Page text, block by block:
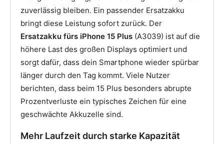
zuverlässig bleiben. Ein passender Ersatzakku
bringt diese Leistung sofort zurück. Der
Ersatzakku fürs iPhone 15 Plus (A3039) ist auf die
höhere Last des großen Displays optimiert und
sorgt dafür, dass dein Smartphone wieder spürbar
länger durch den Tag kommt. Viele Nutzer
berichten, dass beim 15 Plus besonders abrupte
Prozentverluste ein typisches Zeichen für eine
geschwächte Akkuzelle sind.
Mehr Laufzeit durch starke Kapazität